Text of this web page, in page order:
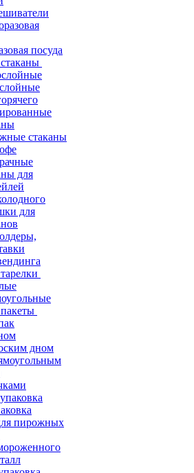
посуда
стаканы
для
для
дном
пирожных